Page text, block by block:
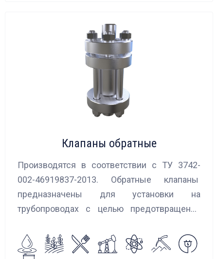
Клапаны обратные
Производятся в соответствии с ТУ 3742-
002-46919837-2013. Обратные клапаны
предназначены для установки на
трубопроводах с целью предотвращения
агрессивных жидкостей, эмульсий,
суспензий и пропуска их в прямом